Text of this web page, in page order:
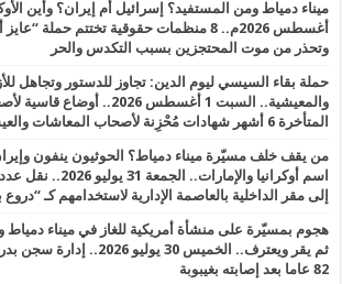
وتحذر من موت المحتجزين بسبب التكدس والحر
حملة بقاء السيسي ليوم الدين: تجاوز للدستور وتجاهل
والمعيشية.. السبت 1 أغسطس 2026..
المتأخرة 6 أشهر شهادات مُحْزِنة لأصحاب المعاشات والعيش على الكفاف
من يقف خلف مسيّرة ميناء دمياط؟ الحوثيون ينفون
اسم أوكرانيا
إلى مقر الداخلية بالعاصمة الإدارية لاستخدامهم كـ
هجوم بمسيّرة على منشأة أمريكية للغاز في ميناء دمياط
ثم يقر ويعترف.. الخميس 30
82 عاما بعد إصابته بغيبوبة